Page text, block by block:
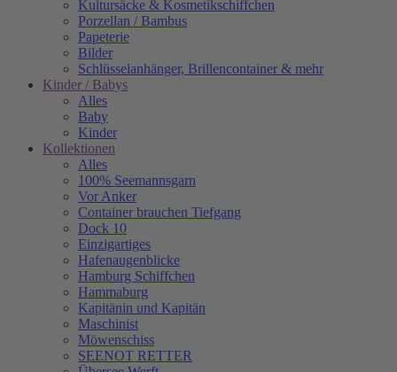
Kultursäcke & Kosmetikschiffchen
Porzellan / Bambus
Papeterie
Bilder
Schlüsselanhänger, Brillencontainer & mehr
Kinder / Babys
Alles
Baby
Kinder
Kollektionen
Alles
100% Seemannsgarn
Vor Anker
Container brauchen Tiefgang
Dock 10
Einzigartiges
Hafenaugen­blicke
Hamburg Schiffchen
Hammaburg
Kapitänin und Kapitän
Maschinist
Möwenschiss
SEENOT RETTER